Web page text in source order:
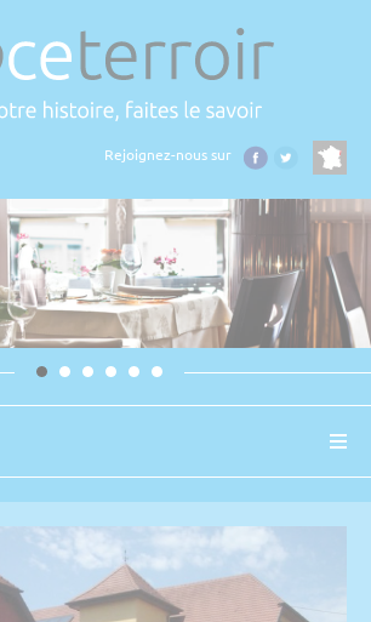
Rejoignez-nous sur